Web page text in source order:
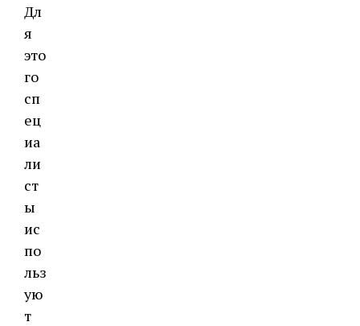
Дл
я
это
го
сп
ец
иа
ли
ст
ы
ис
по
льз
ую
т